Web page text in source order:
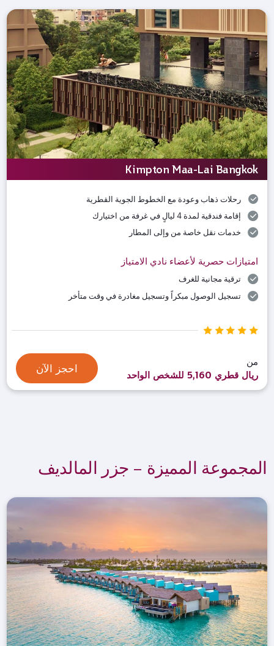
Kimpton Maa-Lai Bangkok
رحلات ذهاب وعودة مع الخطوط الجوية القطرية
إقامة فندقية لمدة 4 ليالٍ في غرفة من اختيارك
خدمات نقل خاصة من وإلى المطار
امتيازات حصرية لأعضاء نادي الامتياز
ترقية مجانية للغرف
تسجيل الوصول مبكراً وتسجيل مغادرة في وقت متأخر
من
ريال قطري 5,160 للشخص الواحد
احجز الآن
المجموعة المميزة – جزر المالديف